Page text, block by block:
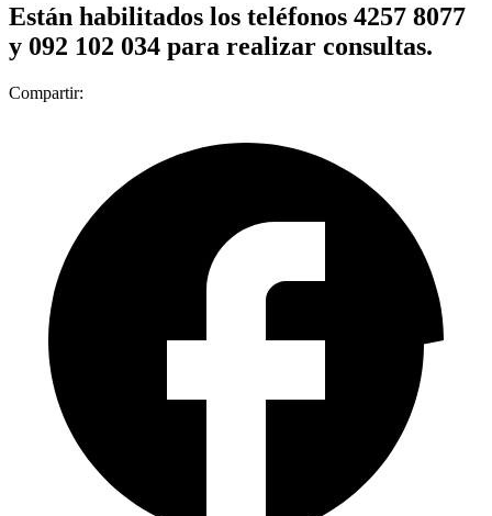
Están habilitados los teléfonos 4257 8077
y 092 102 034 para realizar consultas.
Compartir: